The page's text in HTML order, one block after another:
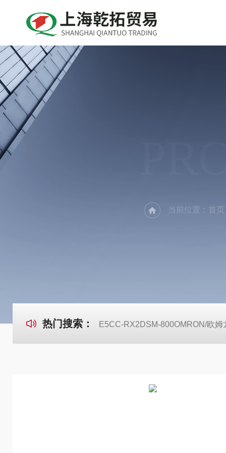
当前位置： 首页
热门搜索： E5CC-RX2DSM-800OMRON/欧